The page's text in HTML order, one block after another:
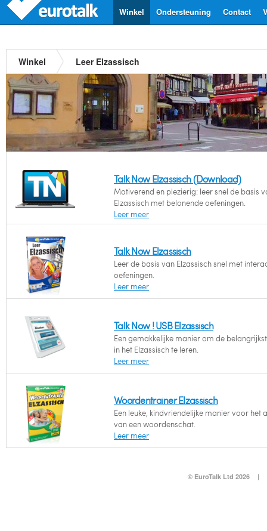
Contact
Ondersteuning
Winkel
Winkel Leer Elzassisch
Talk Now Elzassisch (Download)
Motiverend en plezierig: leer snel de basis
Elzassisch met belonende oefeningen.
Leer meer
Talk Now Elzassisch
Leer de basis van Elzassisch snel met
oefeningen.
Leer meer
Talk Now ! USB Elzassisch
Een gemakkelijke manier om de
in het Elzassisch te leren.
Leer meer
Woordentrainer Elzassisch
Een leuke, kindvriendelijke manier voor het
van een woordenschat.
Leer meer
© EuroTalk Ltd 2026 |